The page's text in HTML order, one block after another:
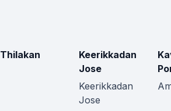
Thilakan
Keerikkadan
Jose
Keerikkadan
Jose